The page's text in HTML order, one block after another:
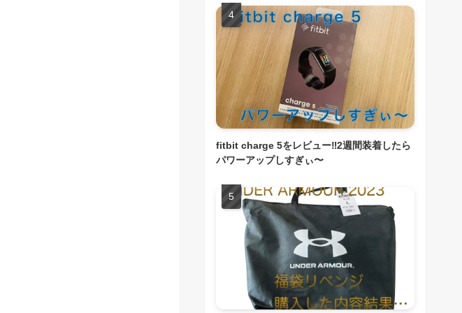
fitbit charge 5をレビュー‼︎2週間装着したら
パワーアップしすぎぃ〜